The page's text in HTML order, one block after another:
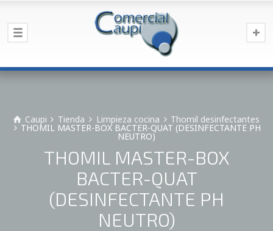
Caupi Tienda Limpieza cocina Thomil desinfectantes
THOMIL MASTER-BOX BACTER-QUAT (DESINFECTANTE PH
NEUTRO)
THOMIL MASTER-BOX
BACTER-QUAT
(DESINFECTANTE PH
NEUTRO)